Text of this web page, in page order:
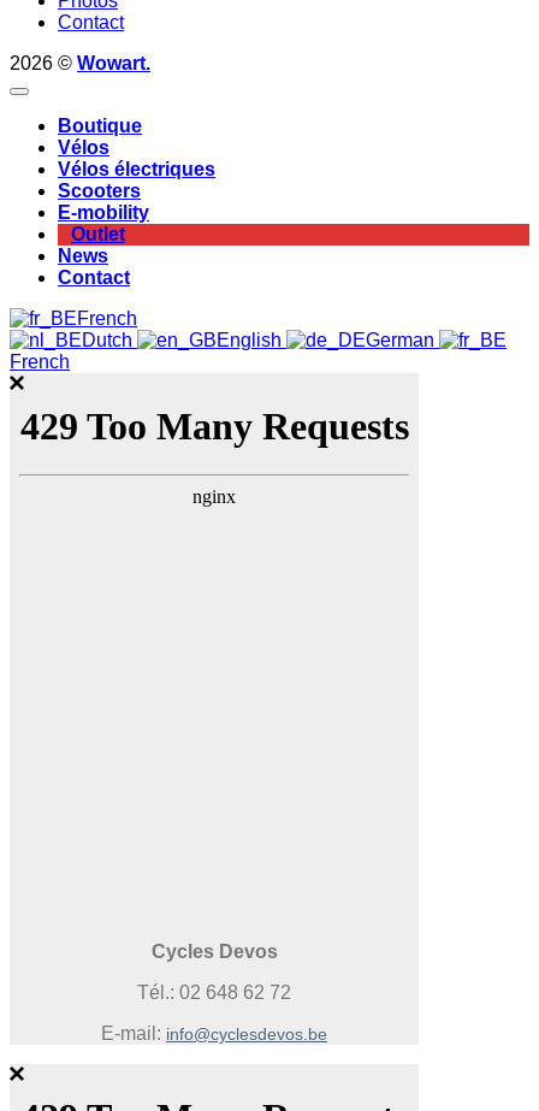
Contact
2026 © Wowart.
Boutique
Vélos
Vélos électriques
Scooters
E-mobility
Outlet
News
Contact
French
Dutch
English
German
French
Cycles Devos
Tél.: 02 648 62 72
E-mail: info@cyclesdevos.be